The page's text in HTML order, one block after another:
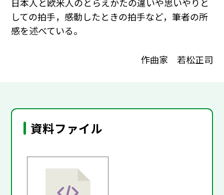
日本人と欧米人のとらえかたの違いや思いやりと
しての拍手，感動したときの拍手など，筆者の所
感を述べている。
作曲家 若松正司
資料ファイル